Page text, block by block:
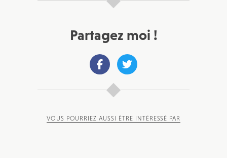
Partagez moi !
VOUS POURRIEZ AUSSI ÊTRE INTÉRESSÉ PAR